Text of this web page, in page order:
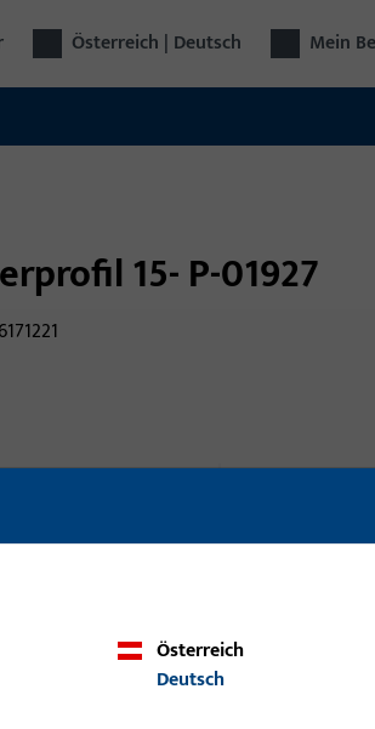
Österreich | Deutsch Mein
15- P-01927
EV1 Naturfarben eloxiert
Bitte
Österreich
Deutsch